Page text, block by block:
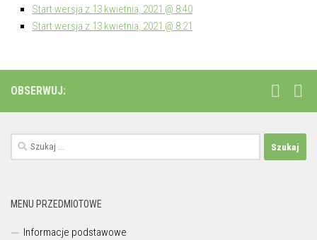
Start wersja z 13 kwietnia, 2021 @ 8:40
Start wersja z 13 kwietnia, 2021 @ 8:21
OBSERWUJ:
Szukaj:
MENU PRZEDMIOTOWE
Informacje podstawowe